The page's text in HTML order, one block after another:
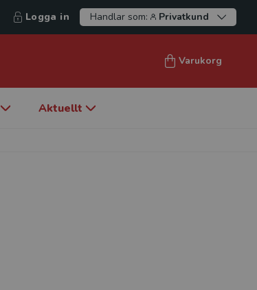
Logga in Handlar som: Privatkund
Varukorg
Aktuellt